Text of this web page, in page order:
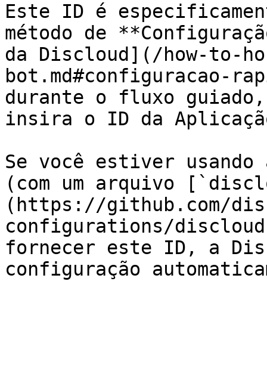
Este ID é
método de
da Discloud](/how-to-
bot.md#configuracao-
durante o fluxo
insira o ID da
Se você estiver usando
(com um arquivo
(https://github.com/
configurations/
fornecer este ID, a